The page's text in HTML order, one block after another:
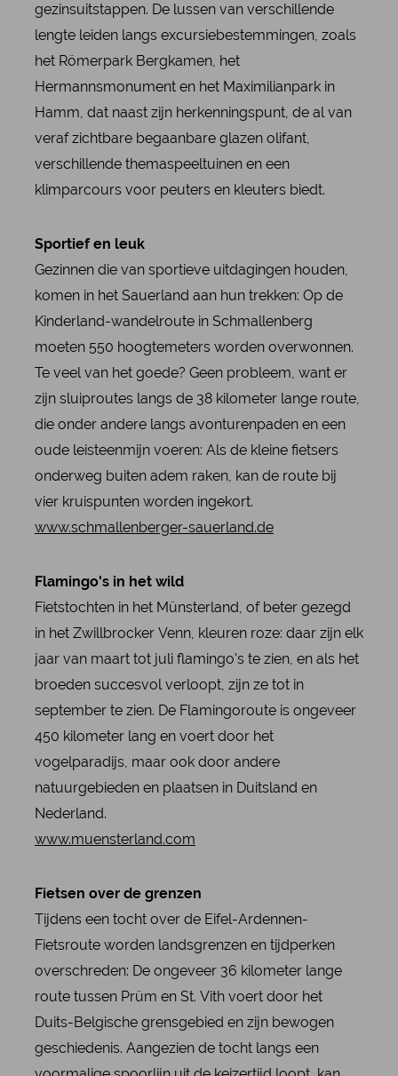
gezinsuitstappen. De lussen van verschillende
lengte leiden langs excursiebestemmingen, zoals
het Römerpark Bergkamen, het
Hermannsmonument en het Maximilianpark in
Hamm, dat naast zijn herkenningspunt, de al van
veraf zichtbare begaanbare glazen olifant,
verschillende themaspeeltuinen en een
klimparcours voor peuters en kleuters biedt.
Sportief en leuk
Gezinnen die van sportieve uitdagingen houden,
komen in het Sauerland aan hun trekken: Op de
Kinderland-wandelroute in Schmallenberg
moeten 550 hoogtemeters worden overwonnen.
Te veel van het goede? Geen probleem, want er
zijn sluiproutes langs de 38 kilometer lange route,
die onder andere langs avonturenpaden en een
oude leisteenmijn voeren: Als de kleine fietsers
onderweg buiten adem raken, kan de route bij
vier kruispunten worden ingekort.
www.schmallenberger-sauerland.de
Flamingo's in het wild
Fietstochten in het Münsterland, of beter gezegd
in het Zwillbrocker Venn, kleuren roze: daar zijn elk
jaar van maart tot juli flamingo's te zien, en als het
broeden succesvol verloopt, zijn ze tot in
september te zien. De Flamingoroute is ongeveer
450 kilometer lang en voert door het
vogelparadijs, maar ook door andere
natuurgebieden en plaatsen in Duitsland en
Nederland.
www.muensterland.com
Fietsen over de grenzen
Tijdens een tocht over de Eifel-Ardennen-
Fietsroute worden landsgrenzen en tijdperken
overschreden: De ongeveer 36 kilometer lange
route tussen Prüm en St. Vith voert door het
Duits-Belgische grensgebied en zijn bewogen
geschiedenis. Aangezien de tocht langs een